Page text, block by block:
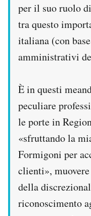
per il suo ruolo
tra questo
italiana (con
amministrativi
È in questi
peculiare
le porte in
«sfruttando la
Formigoni per
clienti»,
della
riconoscimento